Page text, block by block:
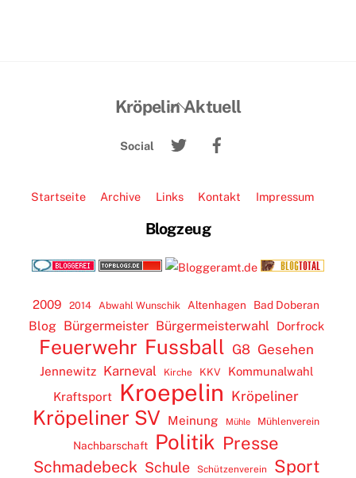
Back
Top
Kröpelin Aktuell
Social
Twitter
Startseite Archive Links Kontakt Impressum
Blogzeug
2009 2014 Abwahl Wunschik Altenhagen Bad Doberan
Blog Bürgermeister Bürgermeisterwahl Dorfrock
Feuerwehr Fussball G8 Gesehen
Jennewitz Karneval Kirche KKV
Kommunalwahl
Kraftsport
Kroepelin Kröpeliner
Kröpeliner SV Meinung Mühle Mühlenverein
Nachbarschaft Politik Presse
Schmadebeck Schule Schützenverein Sport